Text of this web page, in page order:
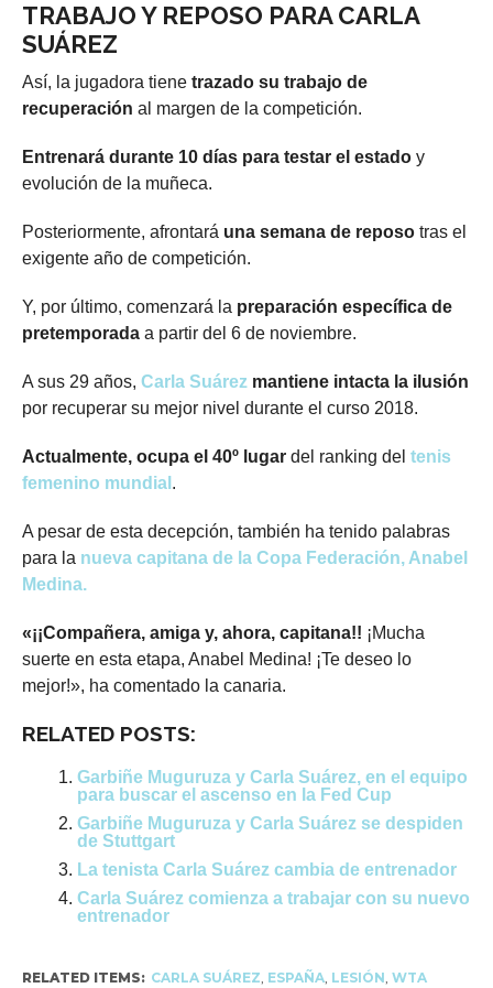
TRABAJO Y REPOSO PARA CARLA
SUÁREZ
Así, la jugadora tiene trazado su trabajo de
recuperación al margen de la competición.
Entrenará durante 10 días para testar el estadoy
evolución de la muñeca.
Posteriormente, afrontará una semana de reposotras el
exigente año de competición.
Y, por último, comenzará la preparación específica de
pretemporadaa partir del 6 de noviembre.
A sus 29 años, Carla Suárezmantiene intacta la ilusión
por recuperar su mejor nivel durante el curso 2018.
Actualmente, ocupa el 40º lugardel ranking del tenis
femenino mundial .
A pesar de esta decepción, también ha tenido palabras
para la nueva capitana de la Copa Federación, Anabel
Medina.
«¡¡Compañera, amiga y, ahora, capitana!! ¡Mucha
suerte en esta etapa, Anabel Medina! ¡Te deseo lo
mejor!», ha comentado la canaria.
RELATED POSTS:
Garbiñe Muguruza y Carla Suárez, en el equipo
para buscar el ascenso en la Fed Cup
Garbiñe Muguruza y Carla Suárez se despiden
de Stuttgart
La tenista Carla Suárez cambia de entrenador
Carla Suárez comienza a trabajar con su nuevo
entrenador
RELATED ITEMS: CARLA SUÁREZ, ESPAÑA, LESIÓN, WTA